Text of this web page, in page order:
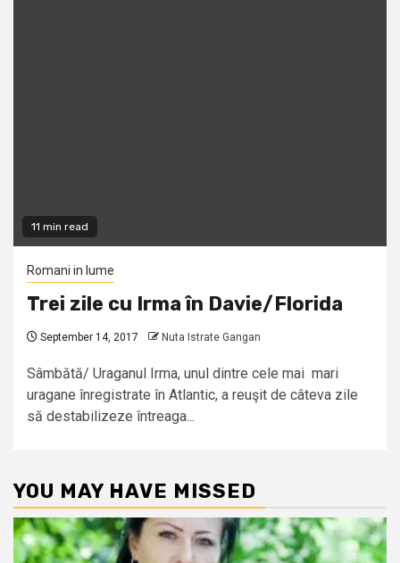
11 min read
Romani in lume
Trei zile cu Irma în Davie/Florida
September 14, 2017 Nuta Istrate Gangan
Sâmbătă/ Uraganul Irma, unul dintre cele mai mari
uragane înregistrate în Atlantic, a reuşit de câteva zile
să destabilizeze întreaga...
YOU MAY HAVE MISSED